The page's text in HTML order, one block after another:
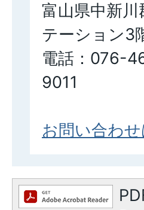
富山県中新
テーション3
電話：076-
9011
お問い合わ